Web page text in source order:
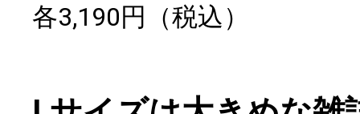
各3,190円（税込）